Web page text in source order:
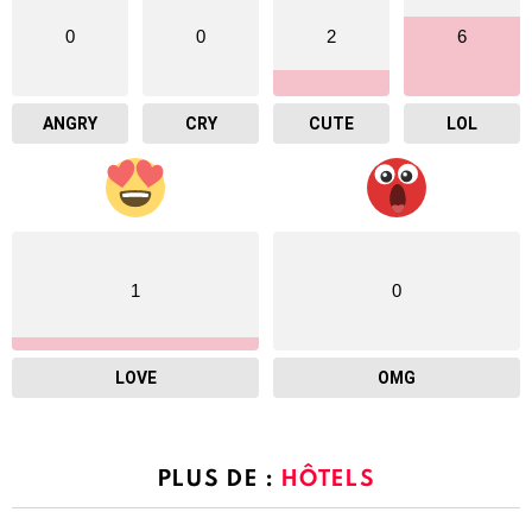
0
ANGRY
0
CRY
2
CUTE
6
LOL
1
LOVE
0
OMG
PLUS DE : HÔTELS